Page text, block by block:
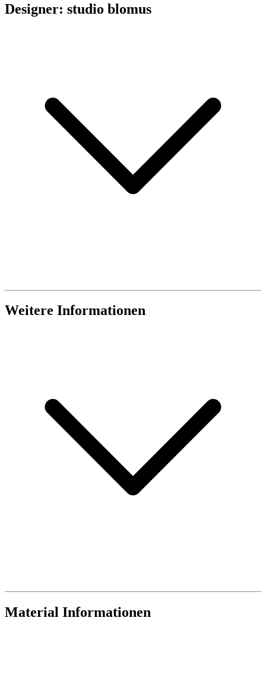
Designer: studio blomus
Weitere Informationen
Material Informationen